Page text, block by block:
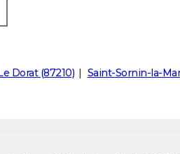
Dorat (87210) Saint-Sornin-la-